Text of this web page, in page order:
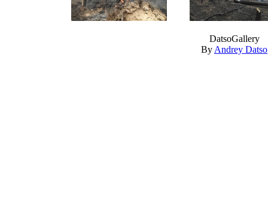
DatsoGallery
By Andrey Datso